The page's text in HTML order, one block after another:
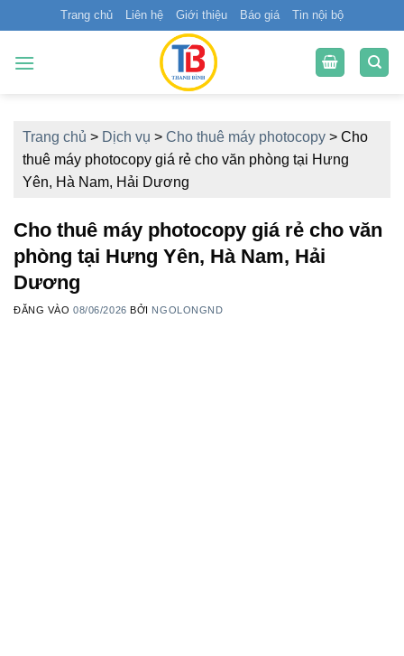
qua
nội
Trang chủ Liên hệ Giới thiệu Báo giá Tin nội bộ
Trang chủ > Dịch vụ > Cho thuê máy photocopy > Cho
thuê máy photocopy giá rẻ cho văn phòng tại Hưng
Yên, Hà Nam, Hải Dương
Cho thuê máy photocopy giá rẻ cho văn
phòng tại Hưng Yên, Hà Nam, Hải
Dương
ĐĂNG VÀO08/06/2026 BỞI NGOLONGND